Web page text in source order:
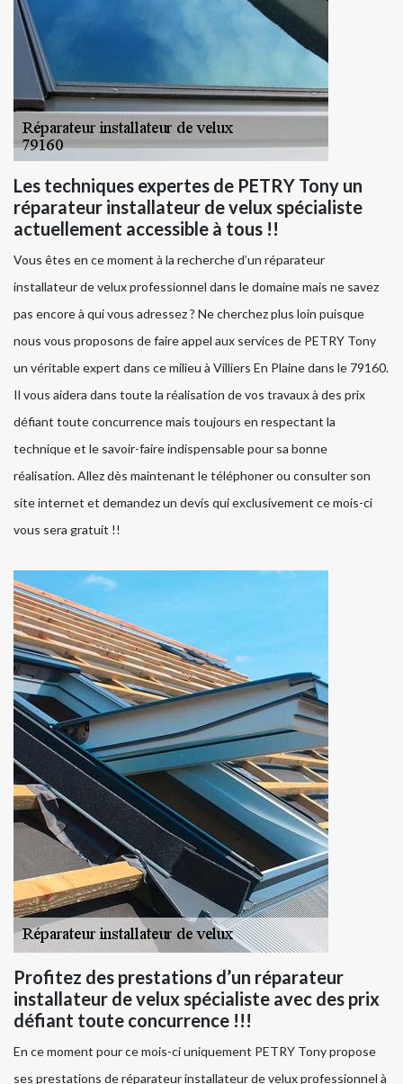
Les techniques expertes de PETRY Tony un
réparateur installateur de velux spécialiste
actuellement accessible à tous !!
Vous êtes en ce moment à la recherche d’un réparateur
installateur de velux professionnel dans le domaine mais ne savez
pas encore à qui vous adressez ? Ne cherchez plus loin puisque
nous vous proposons de faire appel aux services de PETRY Tony
un véritable expert dans ce milieu à Villiers En Plaine dans le 79160.
Il vous aidera dans toute la réalisation de vos travaux à des prix
défiant toute concurrence mais toujours en respectant la
technique et le savoir-faire indispensable pour sa bonne
réalisation. Allez dès maintenant le téléphoner ou consulter son
site internet et demandez un devis qui exclusivement ce mois-ci
vous sera gratuit !!
Profitez des prestations d’un réparateur
installateur de velux spécialiste avec des prix
défiant toute concurrence !!!
En ce moment pour ce mois-ci uniquement PETRY Tony propose
ses prestations de réparateur installateur de velux professionnel à